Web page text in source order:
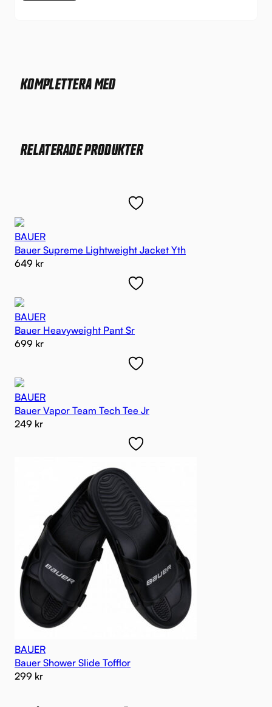
KOMPLETTERA MED
RELATERADE PRODUKTER
BAUER
Bauer Supreme Lightweight Jacket Yth
649 kr
BAUER
Bauer Heavyweight Pant Sr
699 kr
BAUER
Bauer Vapor Team Tech Tee Jr
249 kr
BAUER
Bauer Shower Slide Tofflor
299 kr